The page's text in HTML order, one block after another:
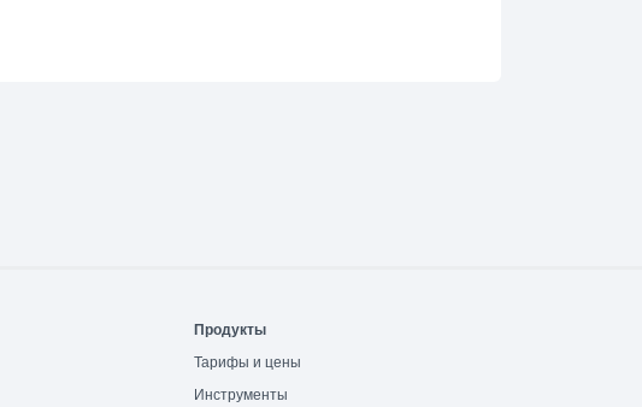
Продукты
Тарифы и цены
Инструменты